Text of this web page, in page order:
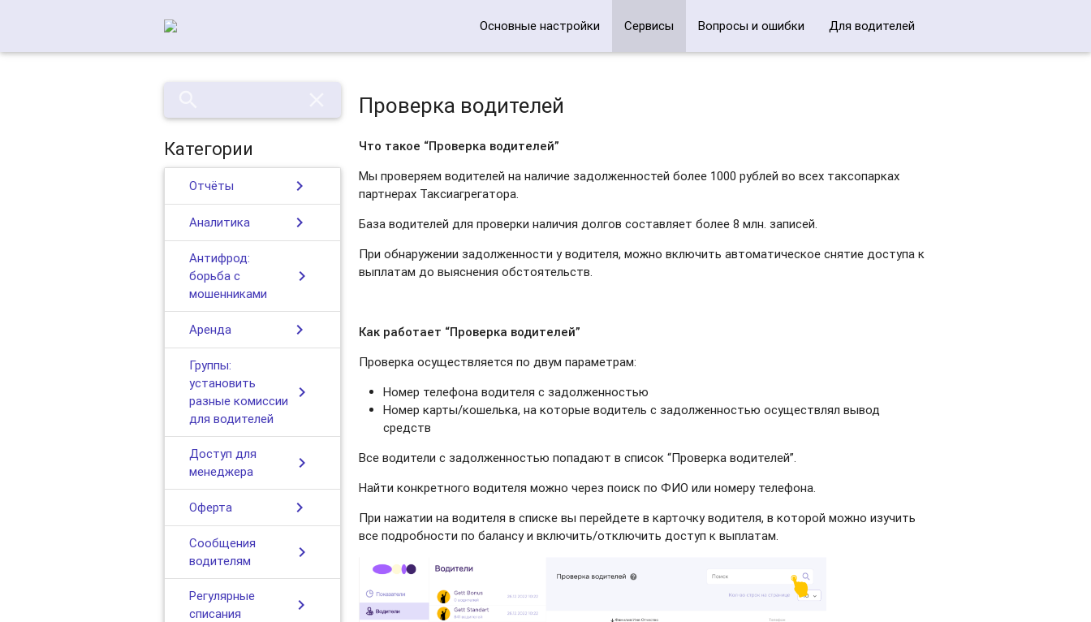
Основные настройки Сервисы Вопросы и ошибки Для водителей
Категории
Отчёты chevron_right
Аналитика chevron_right
Антифрод:
борьба с
мошенниками
chevron_right
Аренда chevron_right
Группы:
установить
разные комиссии
для водителей
chevron_right
Доступ для
менеджера
chevron_right
Оферта chevron_right
Сообщения
водителям
chevron_right
Регулярные
списания
chevron_right
Проверка водителей
Что такое “Проверка водителей”
Мы проверяем водителей на наличие задолженностей более 1000 рублей во всех таксопарках
партнерах Таксиагрегатора.
База водителей для проверки наличия долгов составляет более 8 млн. записей.
При обнаружении задолженности у водителя, можно включить автоматическое снятие доступа к
выплатам до выяснения обстоятельств.
Как работает “Проверка водителей”
Проверка осуществляется по двум параметрам:
Номер телефона водителя с задолженностью
Номер карты/кошелька, на которые водитель с задолженностью осуществлял вывод
средств
Все водители с задолженностью попадают в список “Проверка водителей”.
Найти конкретного водителя можно через поиск по ФИО или номеру телефона.
При нажатии на водителя в списке вы перейдете в карточку водителя, в которой можно изучить
все подробности по балансу и включить/отключить доступ к выплатам.